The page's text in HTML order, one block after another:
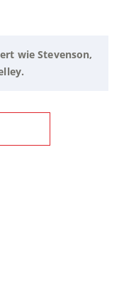
wie Stevenson,